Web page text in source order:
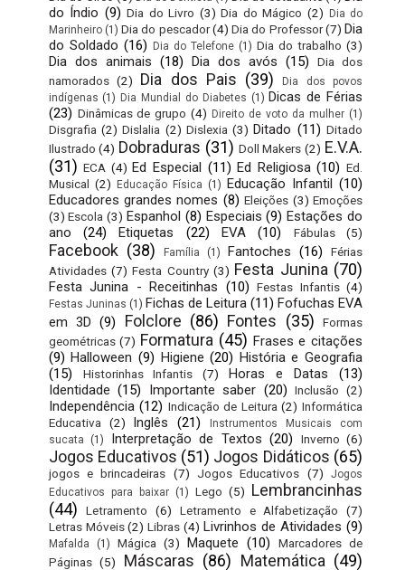
do Índio (9) Dia do Livro (3) Dia do Mágico (2) Dia do
Marinheiro (1) Dia do pescador (4) Dia do Professor (7) Dia
do Soldado (16) Dia do Telefone (1) Dia do trabalho (3)
Dia dos animais (18) Dia dos avós (15)
Dia dos
namorados (2) Dia dos Pais (39)
Dia dos povos
indígenas (1) Dia Mundial do Diabetes (1) Dicas de Férias
(23) Dinâmicas de grupo (4) Direito de voto da mulher (1)
Disgrafia (2) Dislalia (2) Dislexia (3) Ditado (11) Ditado
Ilustrado (4) Dobraduras (31) Doll Makers (2) E.V.A.
(31) ECA (4) Ed Especial (11) Ed Religiosa (10) Ed.
Musical (2) Educação Física (1) Educação Infantil (10)
Educadores grandes nomes (8) Eleições (3) Emoções
(3) Escola (3) Espanhol (8) Especiais (9) Estações do
ano
(24) Etiquetas (22) EVA (10) Fábulas (5)
Facebook (38) Família (1) Fantoches (16)
Férias
Atividades (7) Festa Country (3) Festa Junina (70)
Festa Junina - Receitinhas (10) Festas Infantis (4)
Festas Juninas (1) Fichas de Leitura (11) Fofuchas EVA
em 3D (9) Folclore (86) Fontes (35)
Formas
geométricas (7) Formatura (45) Frases e citações
(9) Halloween (9) Higiene (20) História e Geografia
(15)
Historinhas Infantis (7) Horas e Datas
(13)
Identidade (15) Importante saber (20) Inclusão (2)
Independência (12) Indicação de Leitura (2) Informática
Educativa
(2) Inglês (21)
Instrumentos Musicais com
sucata
(1) Interpretação de Textos (20) Inverno (6)
Jogos Educativos (51) Jogos Didáticos (65)
jogos e brincadeiras (7) Jogos Educativos (7)
Jogos
Educativos para baixar (1) Lego (5) Lembrancinhas
(44)
Letramento (6) Letramento e Alfabetização
(7)
Letras Móveis (2) Libras (4) Livrinhos de Atividades (9)
Mafalda (1) Mágica (3) Maquete (10)
Marcadores de
Páginas (5) Máscaras (86) Matemática (49)